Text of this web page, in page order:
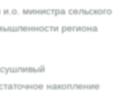
министра сельского
региона
накопление